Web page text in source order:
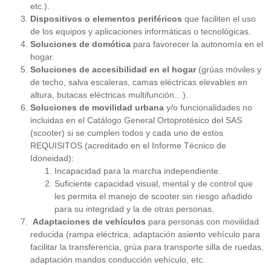
etc.).
Dispositivos o elementos periféricos que faciliten el uso
de los equipos y aplicaciones informáticas o tecnológicas.
Soluciones de domótica para favorecer la autonomía en el
hogar.
Soluciones de accesibilidad en el hogar(grúas móviles y
de techo, salva escaleras, camas eléctricas elevables en
altura, butacas eléctricas multifunción…).
Soluciones de movilidad urbana y/o funcionalidades no
incluidas en el Catálogo General Ortoprotésico del SAS
(scooter) si se cumplen todos y cada uno de estos
REQUISITOS (acreditado en el Informe Técnico de
Idoneidad):
Incapacidad para la marcha independiente.
Suficiente capacidad visual, mental y de control que
les permita el manejo de scooter sin riesgo añadido
para su integridad y la de otras personas.
Adaptaciones de vehículos para personas con movilidad
reducida (rampa eléctrica, adaptación asiento vehículo para
facilitar la transferencia, grúa para transporte silla de ruedas,
adaptación mandos conducción vehículo, etc.